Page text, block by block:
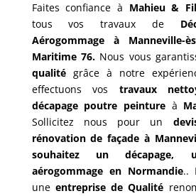
Faites confiance à Mahieu &
tous vos travaux de
Aérogommageà Manneville-
Maritime 76. Nous vous
qualitégrâce à notre
effectuons vos travaux
décapage poutre peinture à
Sollicitez nous pour un
rénovation de façade à
souhaitez un décapage,
aérogommage en Normandie..
uneentreprise de Qualité